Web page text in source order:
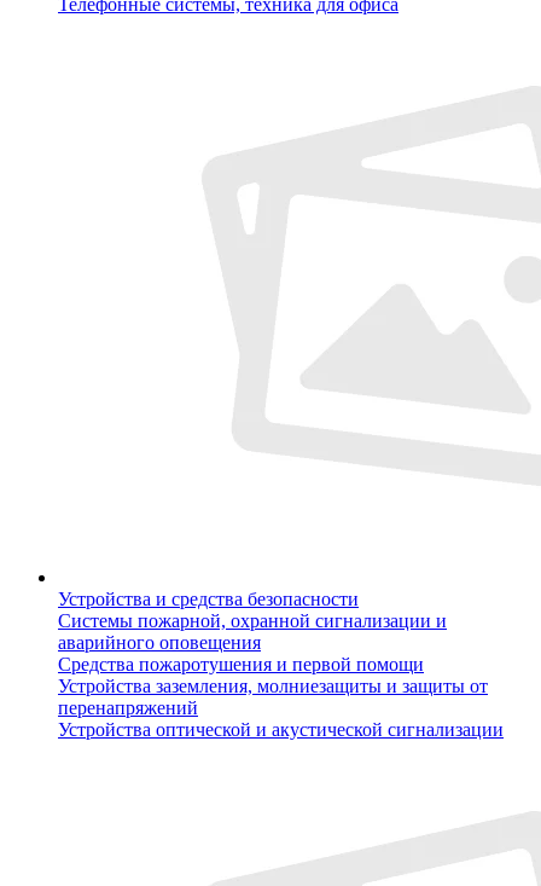
Устройства и средства безопасности
Системы пожарной, охранной сигнализации и
аварийного оповещения
Средства пожаротушения и первой помощи
Устройства заземления, молниезащиты и защиты от
перенапряжений
Устройства оптической и акустической сигнализации